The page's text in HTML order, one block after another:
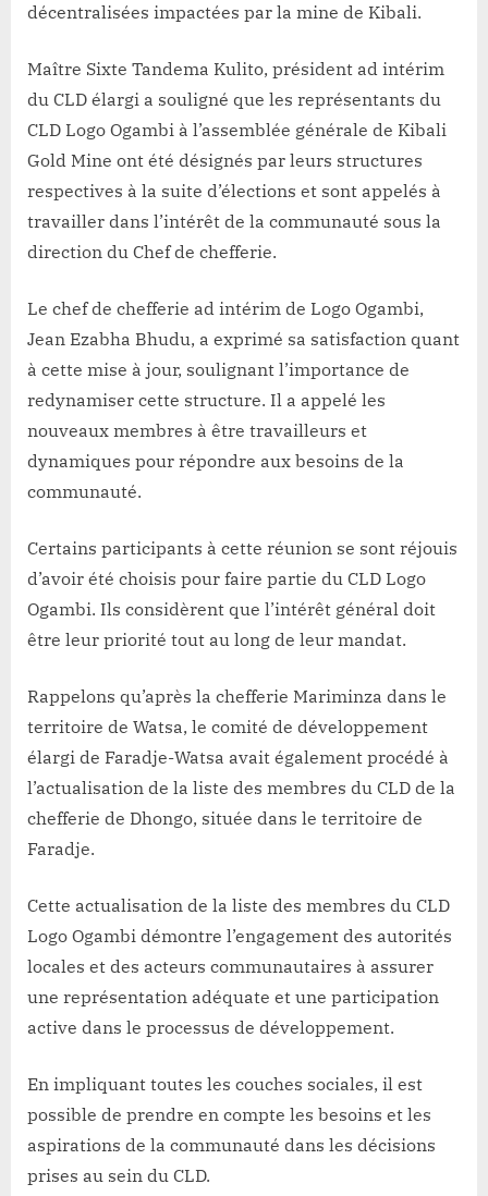
décentralisées impactées par la mine de Kibali.
Maître Sixte Tandema Kulito, président ad intérim
du CLD élargi a souligné que les représentants du
CLD Logo Ogambi à l’assemblée générale de Kibali
Gold Mine ont été désignés par leurs structures
respectives à la suite d’élections et sont appelés à
travailler dans l’intérêt de la communauté sous la
direction du Chef de chefferie.
Le chef de chefferie ad intérim de Logo Ogambi,
Jean Ezabha Bhudu, a exprimé sa satisfaction quant
à cette mise à jour, soulignant l’importance de
redynamiser cette structure. Il a appelé les
nouveaux membres à être travailleurs et
dynamiques pour répondre aux besoins de la
communauté.
Certains participants à cette réunion se sont réjouis
d’avoir été choisis pour faire partie du CLD Logo
Ogambi. Ils considèrent que l’intérêt général doit
être leur priorité tout au long de leur mandat.
Rappelons qu’après la chefferie Mariminza dans le
territoire de Watsa, le comité de développement
élargi de Faradje-Watsa avait également procédé à
l’actualisation de la liste des membres du CLD de la
chefferie de Dhongo, située dans le territoire de
Faradje.
Cette actualisation de la liste des membres du CLD
Logo Ogambi démontre l’engagement des autorités
locales et des acteurs communautaires à assurer
une représentation adéquate et une participation
active dans le processus de développement.
En impliquant toutes les couches sociales, il est
possible de prendre en compte les besoins et les
aspirations de la communauté dans les décisions
prises au sein du CLD.